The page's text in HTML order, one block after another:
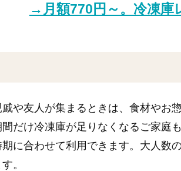
→月額770円～。冷凍庫
戚や友人が集まるときは、食材やお
間だけ冷凍庫が足りなくなるご家庭
期に合わせて利用できます。大人数
す。